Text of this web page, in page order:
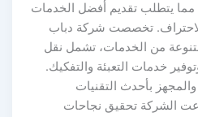
يتطلب تقديم أفضل الخدمات
تخصصت شركة دباب
من الخدمات، تشمل نقل
خدمات التعبئة والتفكيك.
بأحدث التقنيات
الشركة تحقيق نجاحات